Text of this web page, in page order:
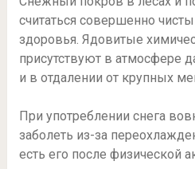
считаться совершенно
здоровья. Ядовитые
присутствуют в атмосфере
и в отдалении от крупных
При употреблении снега
заболеть из-за
есть его после физической